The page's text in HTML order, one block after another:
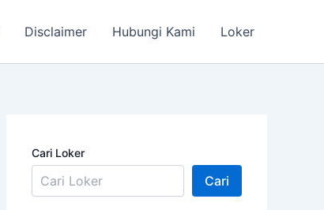
Disclaimer Hubungi Kami Loker
Cari Loker
Cari